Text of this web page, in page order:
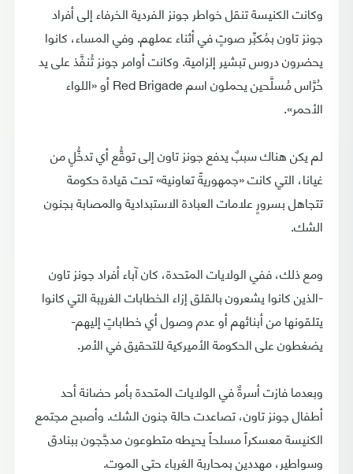
وكانت الكنيسة تنقل خواطر جونز الفردية الخرفاء إلى أفراد
جونز تاون بمُكبِّر صوتٍ في أثناء عملهم. وفي المساء، كانوا
يحضرون دروس تبشير إلزامية. وكانت أوامر جونز تُنفَّذ على يد
حُرَّاس مُسلَّحين يحملون اسم Red Brigade أو «اللواء
الأحمر».
لم يكن هناك سببٌ يدفع جونز تاون إلى توقُّع أي تدخُّلٍ من
غيانا، التي كانت «جمهوريةً تعاونية» تحت قيادة حكومة
تتجاهل بسرورٍ علامات العبادة الاستبدادية والمصابة بجنون
الشك.
ومع ذلك، ففي الولايات المتحدة، كان آباء أفراد جونز تاون
-الذين كانوا يشعرون بالقلق إزاء الخطابات الغريبة التي كانوا
يتلقونها من أبنائهم أو عدم وصول أي خطاباتٍ إليهم-
يضغطون على الحكومة الأميركية للتحقيق في الأمر.
وبعدما فازت أسرةٌ في الولايات المتحدة بأمر حضانة أحد
أطفال جونز تاون، تصاعدت حالة جنون الشك. وأصبح مجتمع
الكنيسة معسكراً مسلحاً يحيطه متطوعون مدجَّجون ببنادق
وسواطير، مهددين بمحاربة الغرباء حتى الموت.